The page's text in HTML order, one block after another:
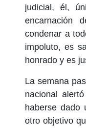
judicial, él,
encarnación
condenar a
impoluto, es
honrado y es
La semana
nacional
haberse dado
otro objetivo